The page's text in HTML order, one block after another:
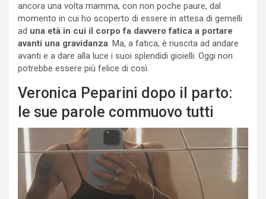
ancora una volta mamma, con non poche paure, dal
momento in cui ho scoperto di essere in attesa di gemelli
ad una età in cui il corpo fa davvero fatica a portare
avanti una gravidanza. Ma, a fatica, è riuscita ad andare
avanti e a dare alla luce i suoi splendidi gioielli. Oggi non
potrebbe essere più felice di così.
Veronica Peparini dopo il parto:
le sue parole commuovo tutti